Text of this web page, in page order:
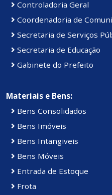
Controladoria Geral
Coordenadoria de
Secretaria de Serviços
Secretaria de Educação
Gabinete do Prefeito
Materiais e Bens:
Bens Consolidados
Bens Imóveis
Bens Intangiveis
Bens Móveis
Entrada de Estoque
Frota